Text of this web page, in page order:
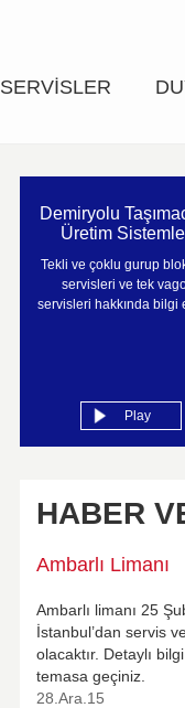
SERVİSLER
Demiryolu
Üretim
Tekli ve çoklu gurup
servisleri ve tek
servisleri hakkında bilgi
Play
HABER
Ambarlı Limanı
Ambarlı limanı 25
İstanbul’dan servis
olacaktır. Detaylı
temasa geçiniz.
28.Ara.15